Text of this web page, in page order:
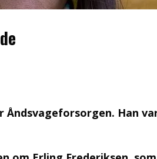
Åndsvageforsorgen. Han